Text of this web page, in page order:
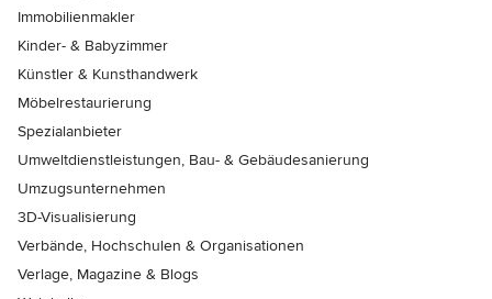
Immobilienmakler
Kinder- & Babyzimmer
Künstler & Kunsthandwerk
Möbelrestaurierung
Spezialanbieter
Umweltdienstleistungen, Bau- & Gebäudesanierung
Umzugsunternehmen
3D-Visualisierung
Verbände, Hochschulen & Organisationen
Verlage, Magazine & Blogs